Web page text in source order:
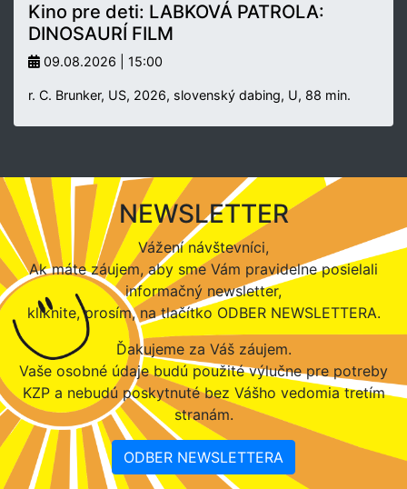
Kino pre deti: LABKOVÁ PATROLA:
DINOSAURÍ FILM
09.08.2026 | 15:00
r. C. Brunker, US, 2026, slovenský dabing, U, 88 min.
NEWSLETTER
Vážení návštevníci,
Ak máte záujem, aby sme Vám pravidelne posielali
informačný newsletter,
kliknite, prosím, na tlačítko ODBER NEWSLETTERA.
Ďakujeme za Váš záujem.
Vaše osobné údaje budú použité výlučne pre potreby
KZP a nebudú poskytnuté bez Vášho vedomia tretím
stranám.
ODBER NEWSLETTERA